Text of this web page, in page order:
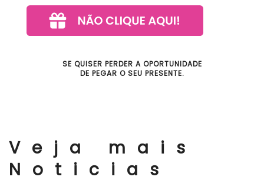
SE QUISER PERDER A OPORTUNIDADE
DE PEGAR O SEU PRESENTE.
Veja mais
Noticias